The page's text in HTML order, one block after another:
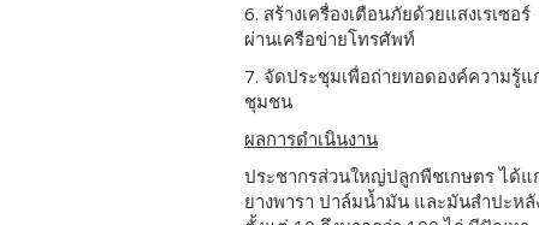
6. สร้างเครื่องเตือนภัยด้วยแสงเรเซอร์
ผ่านเครือข่ายโทรศัพท์
7. จัดประชุมเพื่อถ่ายทอดองค์ความรู้แ
ชุมชน
ผลการดำเนินงาน
ประชากรส่วนใหญ่ปลูกพืชเกษตร ได้แ
ยางพารา ปาล์มน้ำมัน และมันสำปะหลั